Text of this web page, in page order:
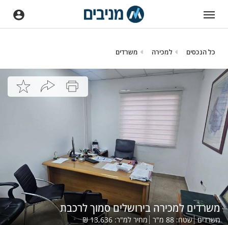
כל הנכסים למכירה משרדים
משרדים למכירה בירושלים סמוך לרכבת
משרדים שטח:88 מ"ר מחיר למ"ר: 13,636
₪